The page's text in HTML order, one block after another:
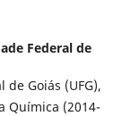
Federal de
Goiás (UFG),
Química (2014-